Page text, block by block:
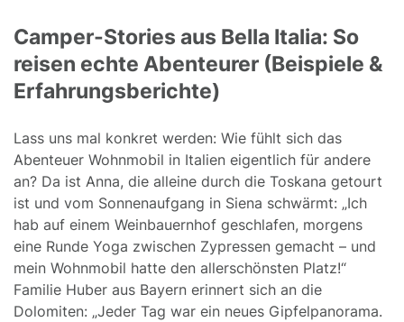
Camper-Stories aus Bella Italia: So
reisen echte Abenteurer (Beispiele &
Erfahrungsberichte)
Lass uns mal konkret werden: Wie fühlt sich das
Abenteuer Wohnmobil in Italien eigentlich für andere
an? Da ist Anna, die alleine durch die Toskana getourt
ist und vom Sonnenaufgang in Siena schwärmt: „Ich
hab auf einem Weinbauernhof geschlafen, morgens
eine Runde Yoga zwischen Zypressen gemacht – und
mein Wohnmobil hatte den allerschönsten Platz!“
Familie Huber aus Bayern erinnert sich an die
Dolomiten: „Jeder Tag war ein neues Gipfelpanorama.